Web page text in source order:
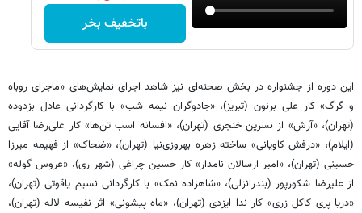
باتخفیف بخر
این دوره از جشنواره در بخش صحنه‌ای نیز شاهد اجرای نمایش‌های «ماجرای روباه
و گرگ» کار علی برنون (تبریز)، «جادوگران نیمه شب» با کارگردانی عادل بزدوده
(تهران)، «آرش» از نسرین خنجری (تهران)، «افسانه اسب تن‌ها» کار علی‌رضا آقایی
(ایلام)، «درفش کاویانی» ساخته زهره بهروزی‌نیا (تهران)، «ضحاک» از فهیمه میرزا
حسینی (تهران)، «امیر ارسالان نامدار» کار حسین چراغی (شهر ری)، «عروس گوله»
از علیرضا شکورپور (بندرانزلی)، «شاهزاده نمک» با کارگردانی نسیم یاقوتی (تهران)،
«دریا پری کاکل زری» کار ندا ایزدی (تهران)، «ماه پیشونی» اثر نفیسه لاله (تهران)،